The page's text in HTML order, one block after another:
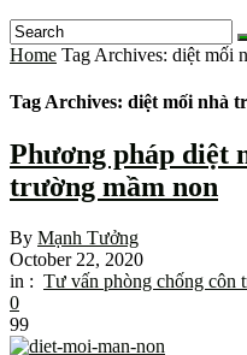
Home Tag Archives: diệt mối
Tag Archives: diệt mối nhà
Phương pháp diệt
trường mầm non
By Mạnh Tưởng
October 22, 2020
in : Tư vấn phòng chống côn
0
99